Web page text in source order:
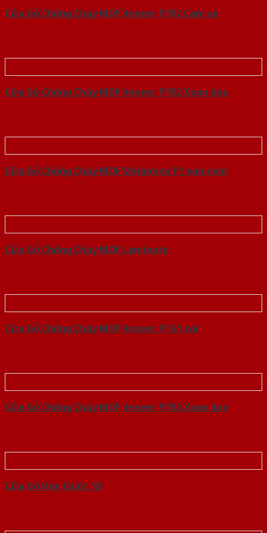
Cửa Gỗ Chống Cháy MDF Veneer P1R2 Cam xe
Cửa Gỗ Chống Cháy MDF Veneer P1R2 Xoan dao
Cửa Gỗ Chống Cháy MDF Melamine P1 van kem
Cửa Gỗ Chống Cháy MDF Laminate
Cửa Gỗ Chống Cháy MDF Veneer P1G1 soi
Cửa Gỗ Chống Cháy MDF Veneer P1R2 Xoan dao
Cửa Gỗ Hàn Quốc 1B